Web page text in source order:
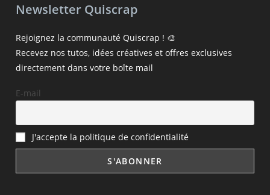
Newsletter Quiscrap
Rejoignez la communauté Quiscrap ! 🎨
Recevez nos tutos, idées créatives et offres exclusives
directement dans votre boîte mail
E-mail
J'accepte la politique de confidentialité